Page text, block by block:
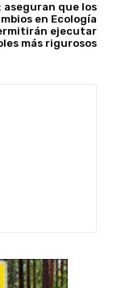
aseguran que los
en Ecología
ejecutar
más rigurosos